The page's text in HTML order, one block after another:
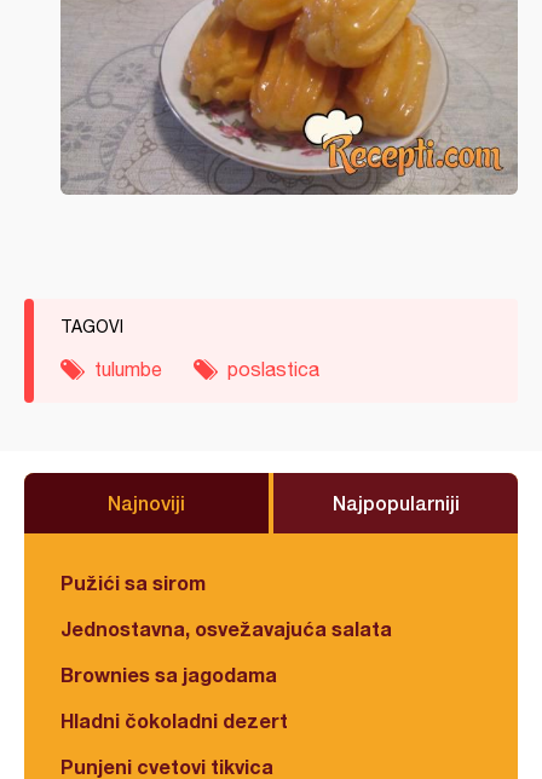
TAGOVI
tulumbe poslastica
Najnoviji Najpopularniji
Pužići sa sirom
Jednostavna, osvežavajuća salata
Brownies sa jagodama
Hladni čokoladni dezert
Punjeni cvetovi tikvica